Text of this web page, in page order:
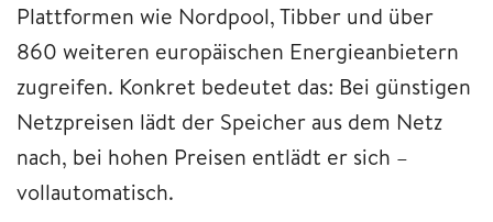
Plattformen wie Nordpool, Tibber und über
860 weiteren europäischen Energieanbietern
zugreifen. Konkret bedeutet das: Bei günstigen
Netzpreisen lädt der Speicher aus dem Netz
nach, bei hohen Preisen entlädt er sich –
vollautomatisch.